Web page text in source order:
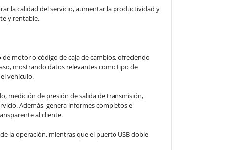
la calidad del servicio, aumentar la productividad y
y rentable.
motor o código de caja de cambios, ofreciendo
mostrando datos relevantes como tipo de
vehículo.
medición de presión de salida de transmisión,
Además, genera informes completos e
al cliente.
la operación, mientras que el puerto USB doble